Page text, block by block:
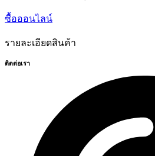
ซื้อออนไลน์
รายละเอียดสินค้า
ติดต่อเรา